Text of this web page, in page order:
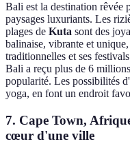
Bali est la destination rêvée
paysages luxuriants. Les
plages de Kuta sont des
balinaise, vibrante et unique,
traditionnelles et ses
Bali a reçu plus de 6
popularité. Les possibilités
yoga, en font un endroit
7. Cape Town,
cœur d'une ville